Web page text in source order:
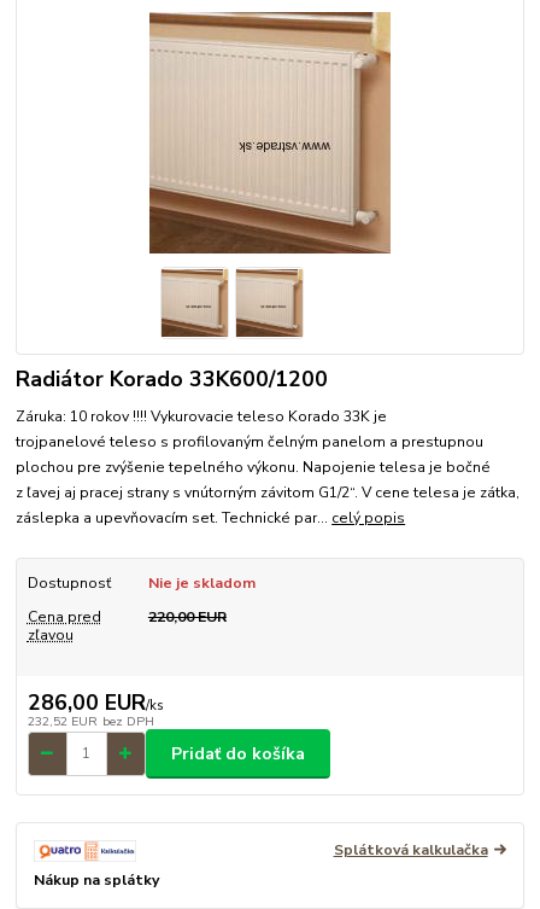
Radiátor Korado 33K600/1200
Záruka: 10 rokov !!!! Vykurovacie teleso Korado 33K je
trojpanelové teleso s profilovaným čelným panelom a prestupnou
plochou pre zvýšenie tepelného výkonu. Napojenie telesa je bočné
z ľavej aj pracej strany s vnútorným závitom G1/2“. V cene telesa je zátka,
záslepka a upevňovacím set. Technické par... celý popis
Dostupnosť
Nie je skladom
Cena pred
zľavou
220,00 EUR
286,00 EUR/ks
232,52 EUR bez DPH
Pridať do košíka
Splátková kalkulačka
Nákup na splátky